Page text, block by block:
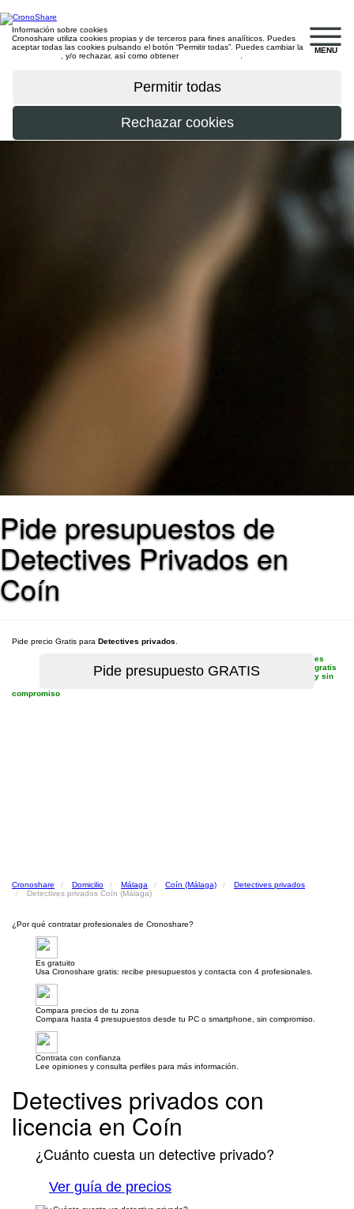
MENU
Información sobre cookies
Cronoshare utiliza cookies propias y de terceros para fines analíticos. Puedes
aceptar todas las cookies pulsando el botón “Permitir todas”. Puedes cambiar la
, y/o rechazar, así como obtener
Pide presupuestos de
Detectives Privados en
Coín
Pide precio Gratis para Detectives privados
es
gratis
y sin
compromiso
Cronoshare Domicilio Málaga Coín (Málaga)
Detectives privados
Detectives privados Coín (Málaga)
¿Por qué contratar profesionales de Cronoshare?
Es gratuito
Usa Cronoshare gratis: recibe presupuestos y contacta con 4 profesionales.
Compara precios de tu zona
Compara hasta 4 presupuestos desde tu PC o smartphone, sin compromiso.
Contrata con confianza
Lee opiniones y consulta perfiles para más información.
Detectives privados con
licencia en Coín
¿Cuánto cuesta un detective privado?
Ver guía de precios